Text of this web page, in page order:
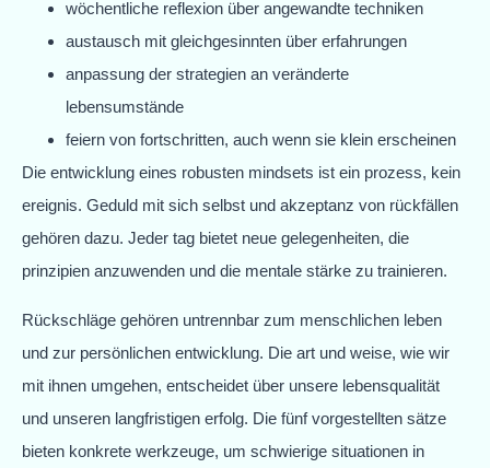
wöchentliche reflexion über angewandte techniken
austausch mit gleichgesinnten über erfahrungen
anpassung der strategien an veränderte
lebensumstände
feiern von fortschritten, auch wenn sie klein erscheinen
Die entwicklung eines robusten mindsets ist ein prozess, kein
ereignis. Geduld mit sich selbst und akzeptanz von rückfällen
gehören dazu. Jeder tag bietet neue gelegenheiten, die
prinzipien anzuwenden und die mentale stärke zu trainieren.
Rückschläge gehören untrennbar zum menschlichen leben
und zur persönlichen entwicklung. Die art und weise, wie wir
mit ihnen umgehen, entscheidet über unsere lebensqualität
und unseren langfristigen erfolg. Die fünf vorgestellten sätze
bieten konkrete werkzeuge, um schwierige situationen in